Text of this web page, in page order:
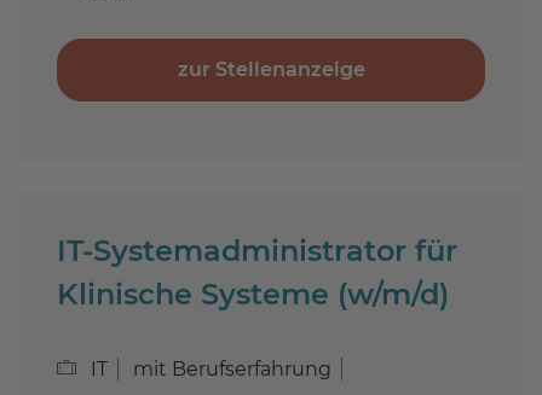
zur Stellenanzeige
IT-Systemadministrator für
Klinische Systeme (w/m/d)
IT mit Berufserfahrung